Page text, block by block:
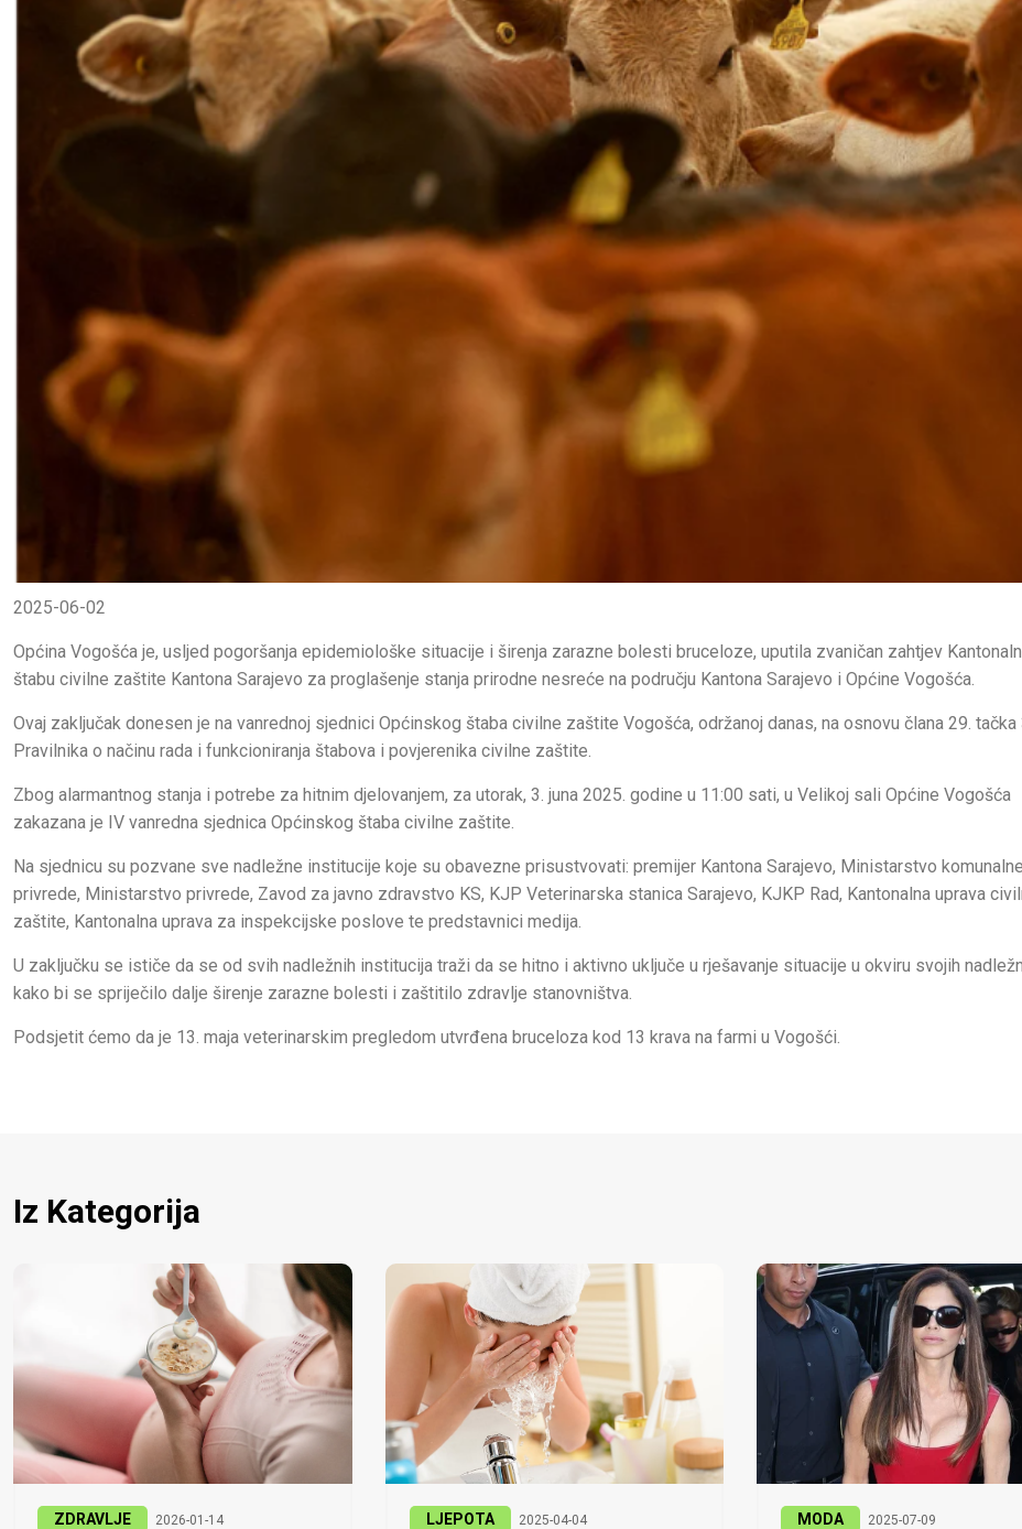
2025-06-02
Općina Vogošća je, usljed pogoršanja epidemiološke situacije i širenja zarazne bolesti bruceloze, uputila zvaničan zahtjev
štabu civilne zaštite Kantona Sarajevo za proglašenje stanja prirodne nesreće na području Kantona Sarajevo i Općine Vogošća.
Ovaj zaključak donesen je na vanrednoj sjednici Općinskog štaba civilne zaštite Vogošća, održanoj danas, na osnovu člana 29. tačka
Pravilnika o načinu rada i funkcioniranja štabova i povjerenika civilne zaštite.
Zbog alarmantnog stanja i potrebe za hitnim djelovanjem, za utorak, 3. juna 2025. godine u 11:00 sati, u Velikoj sali Općine Vogošća
zakazana je IV vanredna sjednica Općinskog štaba civilne zaštite.
Na sjednicu su pozvane sve nadležne institucije koje su obavezne prisustvovati: premijer Kantona Sarajevo, Ministarstvo komunalne
privrede, Ministarstvo privrede, Zavod za javno zdravstvo KS, KJP Veterinarska stanica Sarajevo, KJKP Rad, Kantonalna uprava
zaštite, Kantonalna uprava za inspekcijske poslove te predstavnici medija.
U zaključku se ističe da se od svih nadležnih institucija traži da se hitno i aktivno uključe u rješavanje situacije u okviru svojih
kako bi se spriječilo dalje širenje zarazne bolesti i zaštitilo zdravlje stanovništva.
Podsjetit ćemo da je 13. maja veterinarskim pregledom utvrđena bruceloza kod 13 krava na farmi u Vogošći.
Iz Kategorija
ZDRAVLJE 2026-01-14 LJEPOTA 2025-04-04 MODA 2025-07-09